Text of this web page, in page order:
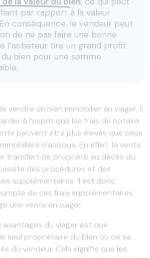
par rapport à la valeur
conséquence, le vendeur peut
de ne pas faire une bonne
l’acheteur tire un grand profit
du bien pour une somme
vendre un bien immobilier en viager, il
à l’esprit que les frais de notaire
peuvent être plus élevés que ceux
classique. En effet, la vente
transfert de propriété au décès du
des procédures et des
supplémentaires. Il est donc
de ces frais supplémentaires
une vente en viager.
avantages du viager est que
seul propriétaire du bien ou de sa
du vendeur. Cela signifie que les